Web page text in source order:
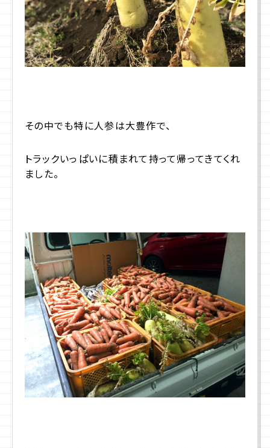
その中でも特に人参は大豊作で、
トラックいっぱいに積まれて持って帰ってきてくれ
ました。